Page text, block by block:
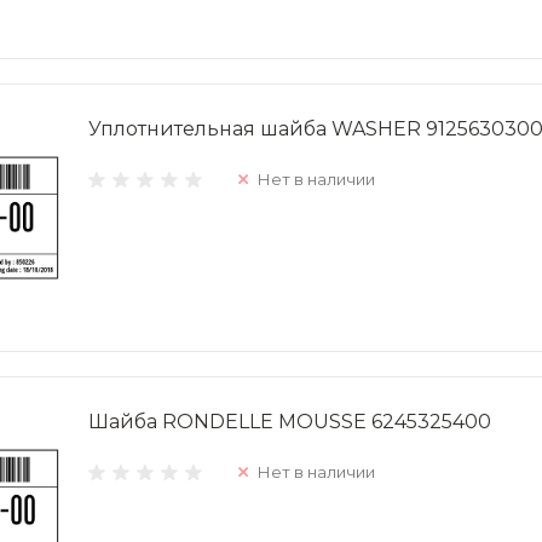
Уплотнительная шайба WASHER 9125630300
Нет в наличии
Шайба RONDELLE MOUSSE 6245325400
Нет в наличии